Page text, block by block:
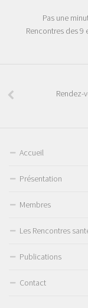
Pas une
Rencontres des 9
Rendez-
Accueil
Présentation
Membres
Les Rencontres
Publications
Contact